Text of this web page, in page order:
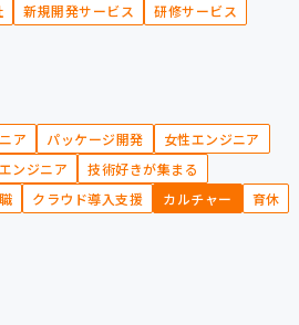
新規開発サービス
研修サービス
ア パッケージ開発
女性エンジニア
ンジニア
技術好きが集まる
クラウド導入支援 カルチャー
育休